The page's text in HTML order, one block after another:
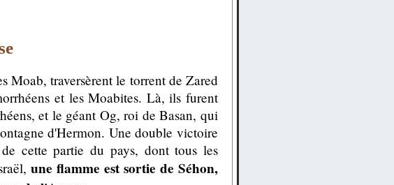
Moab, traversèrent le torrent de Zared
et les Moabites. Là, ils furent
et le géant Og, roi de Basan, qui
d'Hermon. Une double victoire
cette partie du pays, dont tous les
une flamme est sortie de Séhon,